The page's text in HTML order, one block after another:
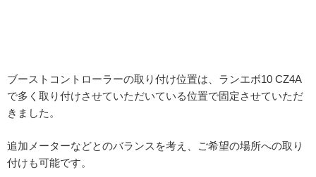
ブーストコントローラーの取り付け位置は、ランエボ10 CZ4A
で多く取り付けさせていただいている位置で固定させていただ
きました。
追加メーターなどとのバランスを考え、ご希望の場所への取り
付けも可能です。